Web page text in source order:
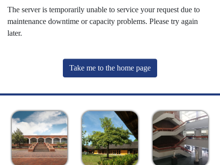
The server is temporarily unable to service your request due to
maintenance downtime or capacity problems. Please try again
later.
Take me to the home page